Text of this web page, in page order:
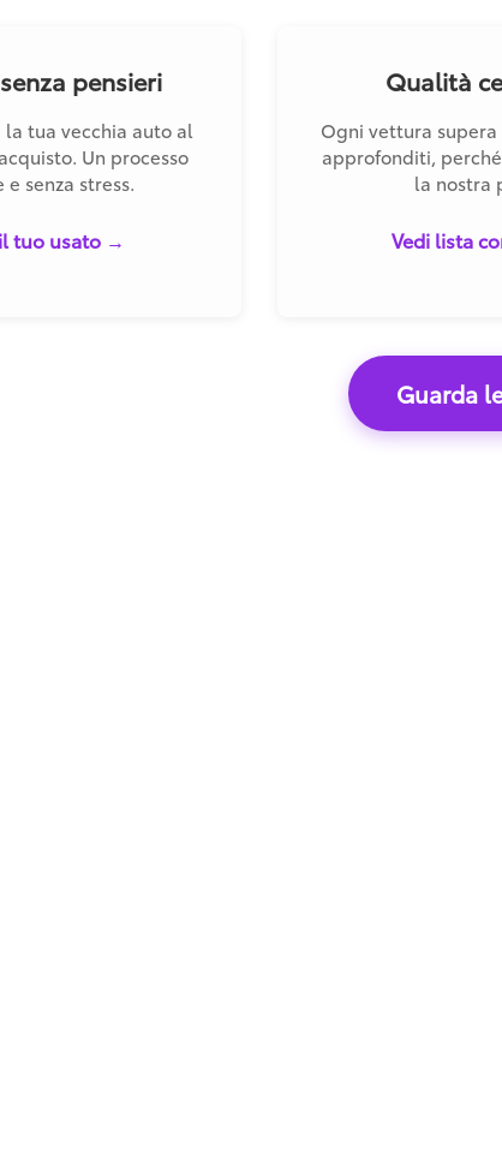
pensieri
tua vecchia auto al
Un processo
e senza stress.
tuo usato →
Qualità
Ogni vettura
approfonditi,
la nostra
Vedi lista
Guarda